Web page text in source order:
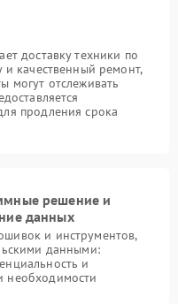
доставку техники по
и качественный ремонт,
могут отслеживать
продления срока
решение и
данных
и инструментов,
данными:
и
необходимости